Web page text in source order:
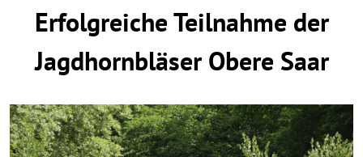
Erfolgreiche Teilnahme der
Jagdhornbläser Obere Saar